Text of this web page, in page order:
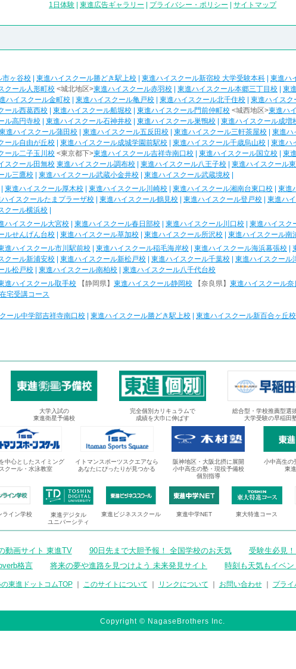
1日体験
東進広告ギャラリー プライバシー・ポリシー サイトマップ
市ヶ谷校 東進ハイスクール勝どき駅上校 東進ハイスクール新宿校 大学受験本科 東進ハ
クール人形町校 <城北地区>東進ハイスクール赤羽校 東進ハイスクール本郷三丁目校
東
ハイスクール金町校 東進ハイスクール亀戸校 東進ハイスクール北千住校 東進ハイスク
ール西葛西校 東進ハイスクール船堀校 東進ハイスクール門前仲町校 <城西地区>東進ハ
ル高円寺校 東進ハイスクール石神井校 東進ハイスクール巣鴨校 東進ハイスクール成増
進ハイスクール蒲田校 東進ハイスクール五反田校 東進ハイスクール三軒茶屋校 東進ハ
ール自由が丘校 東進ハイスクール成城学園前駅校 東進ハイスクール千歳烏山校
東進ハ
ール二子玉川校 <東京都下>東進ハイスクール吉祥寺南口校 東進ハイスクール国立校 東
スクール田無校 東進ハイスクール調布校 東進ハイスクール八王子校 東進ハイスクール
ル三鷹校 東進ハイスクール武蔵小金井校 東進ハイスクール武蔵境校
東進ハイスクール厚木校 東進ハイスクール川崎校 東進ハイスクール湘南台東口校 東進
イスクールたまプラーザ校 東進ハイスクール鶴見校 東進ハイスクール登戸校 東進ハ
クール横浜校
ハイスクール大宮校 東進ハイスクール春日部校 東進ハイスクール川口校 東進ハイスク
ルせんげん台校 東進ハイスクール草加校 東進ハイスクール所沢校 東進ハイスクール南
進ハイスクール市川駅前校 東進ハイスクール稲毛海岸校 東進ハイスクール海浜幕張校
クール新浦安校 東進ハイスクール新松戸校 東進ハイスクール千葉校 東進ハイスクール
ル松戸校 東進ハイスクール南柏校
東進ハイスクール八千代台校
進ハイスクール取手校 【静岡県】 東進ハイスクール静岡校 【奈良県】 東進ハイスクール奈
宅受講コース
ール中学部吉祥寺南口校 東進ハイスクール勝どき駅上校 東進ハイスクール新百合ヶ丘校
大学入試の
東進衛星予備校
完全個別カリキュラムで
成績を大巾に伸ばす
総合型・学校推薦型選
大学受験の早稲田
中心としたスイミング
スクール・水泳教室
イトマンスポーツスクエアなら
あなたにぴったりが見つかる
阪神地区・大阪北摂に展開
小中高生の塾・現役予備校
個別指導
小中高生の
東
ライン学校
東進デジタル
ユニバーシティ
東進ビジネススクール 東進中学NET 東大特進コース
動画サイト 東進TV 90日先まで大胆予報！ 全国学校のお天気
受験生必見
格言
将来の夢や進路を見つけよう 未来発見サイト 時刻も天気もイベ
東進ドットコムTOP｜ このサイトについて リンクについて お問い合わせ｜ プラ
Copyright © NagaseBrothers Inc.